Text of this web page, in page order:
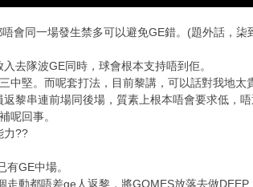
會同一場發生禁多可以避免GE錯。(題外話，
去隊波GE同時，球會根本支持唔到佢。
中堅。而呢套打法，目前黎講，可以話對我地太
黎串連前場同後場，質素上根本唔會要求低，
呢回事。
力??
GE中場。
動都唔差ge人返黎，將GOMES放落去做DEEP